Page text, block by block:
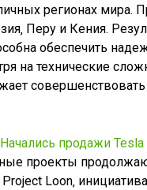
регионах мира.
Перу и Кения.
обеспечить
на технические
Начались продажи Tesla
проекты
Project Loon‚